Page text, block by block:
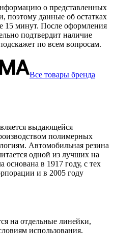
о представленных
поэтому данные об остатках
15 минут. После оформления
подтвердит наличие
по всем вопросам.
Все товары бренда
выдающейся
полимерных
Автомобильная резина
одной из лучших на
в 1917 году, с тех
и в 2005 году
на отдельные линейки,
использования.